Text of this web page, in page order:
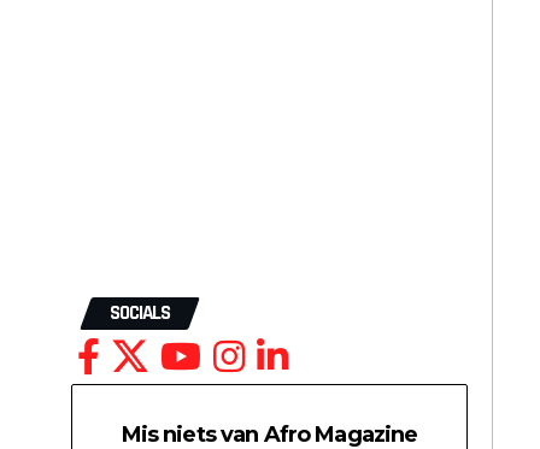
SOCIALS
Mis niets van Afro Magazine